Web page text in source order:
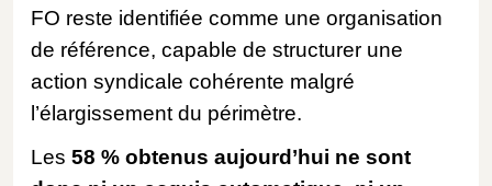
FO reste identifiée comme une organisation
de référence, capable de structurer une
action syndicale cohérente malgré
l’élargissement du périmètre.
Les 58 % obtenus aujourd’hui ne sont